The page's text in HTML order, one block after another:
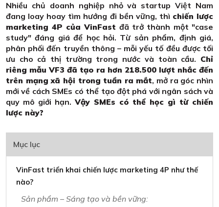
Nhiều chủ doanh nghiệp nhỏ và startup Việt Nam
đang loay hoay tìm hướng đi bền vững, thì chiến lược
marketing 4P của VinFast đã trở thành một "case
study" đáng giá để học hỏi. Từ sản phẩm, định giá,
phân phối đến truyền thông – mỗi yếu tố đều được tối
ưu cho cả thị trường trong nước và toàn cầu. Chỉ
riêng mẫu VF3 đã tạo ra hơn 218.500 lượt nhắc đến
trên mạng xã hội trong tuần ra mắt, mở ra góc nhìn
mới về cách SMEs có thể tạo đột phá với ngân sách và
quy mô giới hạn.Vậy SMEs có thể học gì từ chiến
lược này?
Mục lục
VinFast triển khai chiến lược marketing 4P như thế
nào?
Sản phẩm – Sáng tạo và bền vững: